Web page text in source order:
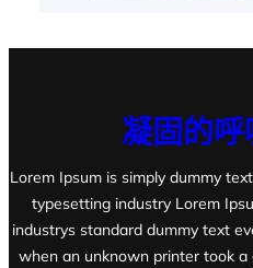
凝固的呼
Lorem Ipsum is simply dummy
typesetting industry Lorem
industrys standard dummy text
when an unknown printer took a